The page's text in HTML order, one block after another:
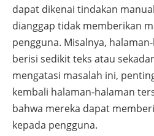
dapat dikenai tindakan
dianggap tidak memberikan
pengguna. Misalnya,
berisi sedikit teks atau
mengatasi masalah ini,
kembali halaman-halaman
bahwa mereka dapat
kepada pengguna.